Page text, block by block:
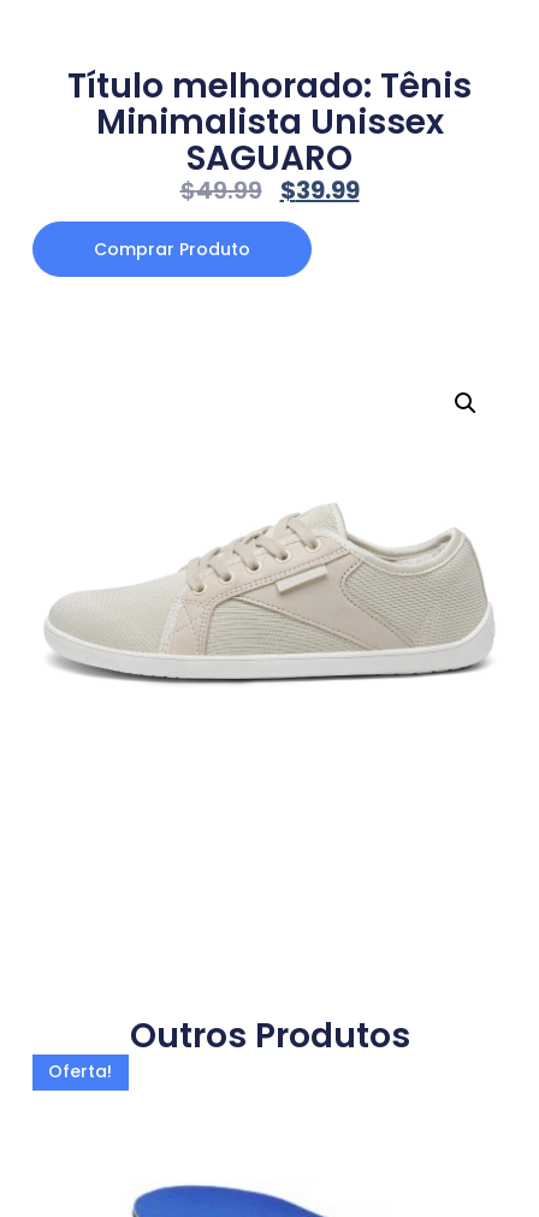
Título melhorado: Tênis
Minimalista Unissex
SAGUARO
$49.99 $39.99
Comprar Produto
Outros Produtos
Oferta!